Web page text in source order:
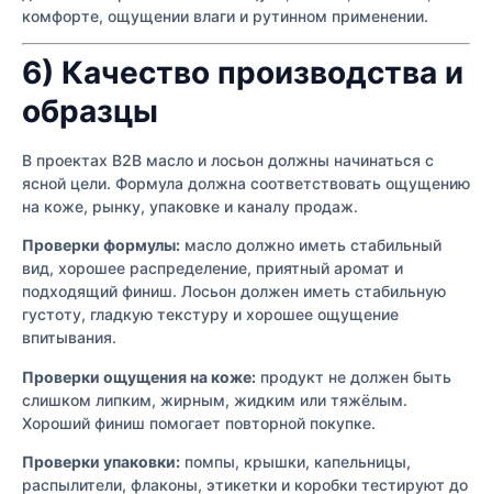
комфорте, ощущении влаги и рутинном применении.
6) Качество производства и
образцы
В проектах B2B масло и лосьон должны начинаться с
ясной цели. Формула должна соответствовать ощущению
на коже, рынку, упаковке и каналу продаж.
Проверки формулы: масло должно иметь стабильный
вид, хорошее распределение, приятный аромат и
подходящий финиш. Лосьон должен иметь стабильную
густоту, гладкую текстуру и хорошее ощущение
впитывания.
Проверки ощущения на коже: продукт не должен быть
слишком липким, жирным, жидким или тяжёлым.
Хороший финиш помогает повторной покупке.
Проверки упаковки: помпы, крышки, капельницы,
распылители, флаконы, этикетки и коробки тестируют до